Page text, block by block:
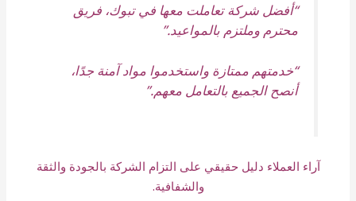
“أفضل شركة تعاملت معها في تبوك، فريق
محترم وملتزم بالمواعيد.”
“خدمتهم ممتازة واستخدموا مواد آمنة جدًا،
أنصح الجميع بالتعامل معهم.”
آراء العملاء دليل حقيقي على التزام الشركة بالجودة والثقة
والشفافية.